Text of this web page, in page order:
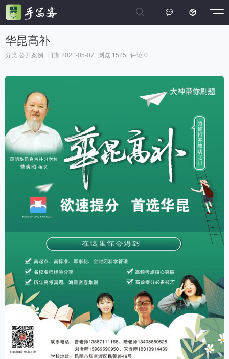
 

华昆高补
分类:公开案例 日期:2021-05-07 浏览:1525 评论:0